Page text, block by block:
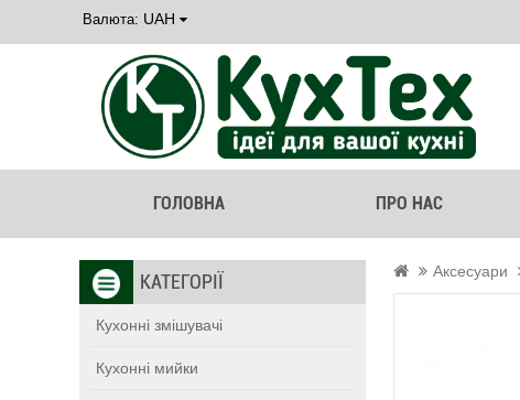
Валюта: UAH
ГОЛОВНА ПРО НАС
КАТЕГОРІЇ
Кухонні змішувачі
Кухонні мийки
Аксесуари